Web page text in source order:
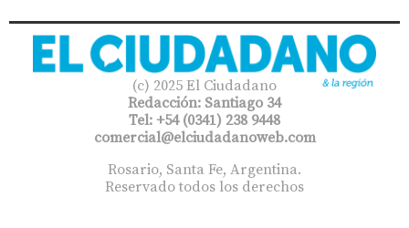
(c) 2025 El Ciudadano
Redacción: Santiago 34
Tel: +54 (0341) 238 9448
comercial@elciudadanoweb.com​
Rosario, Santa Fe, Argentina.
Reservado todos los derechos